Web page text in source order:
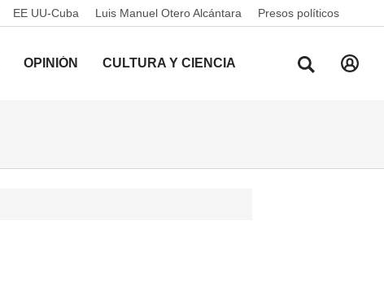
EE UU-Cuba Luis Manuel Otero Alcántara Presos políticos
OPINIÓN CULTURA Y CIENCIA